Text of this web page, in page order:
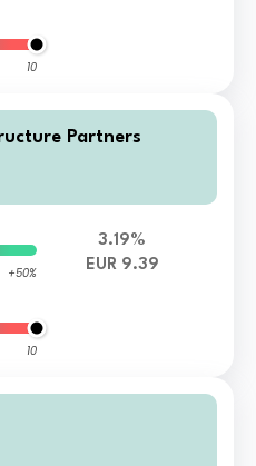
10
Partners
+50%
10
3.19%
EUR 9.39